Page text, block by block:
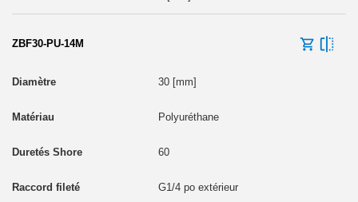
ZBF30-PU-14M
30 [mm]
Polyuréthane
60
G1/4 po extérieur